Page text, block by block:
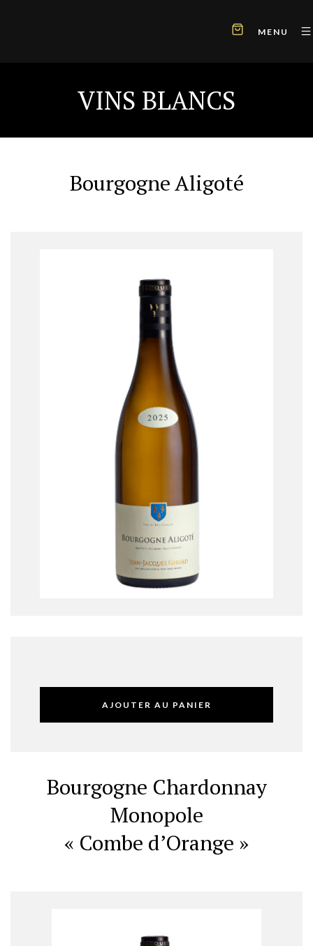
MENU
VINS BLANCS
Bourgogne Aligoté
AJOUTER AU PANIER
Bourgogne Chardonnay
Monopole
« Combe d’Orange »